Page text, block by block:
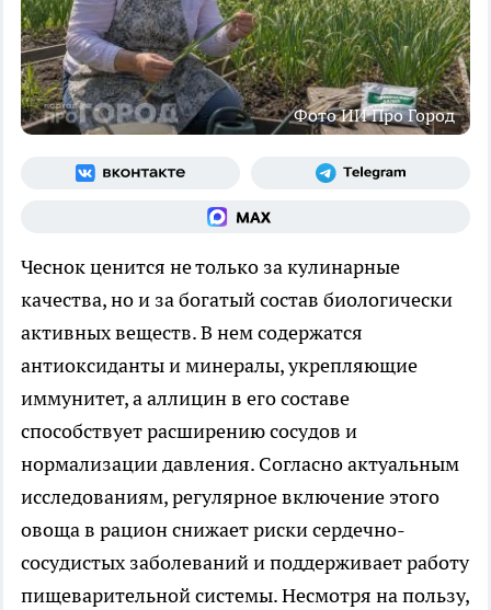
Фото ИИ Про Город
Чеснок ценится не только за кулинарные
качества, но и за богатый состав биологически
активных веществ. В нем содержатся
антиоксиданты и минералы, укрепляющие
иммунитет, а аллицин в его составе
способствует расширению сосудов и
нормализации давления. Согласно актуальным
исследованиям, регулярное включение этого
овоща в рацион снижает риски сердечно-
сосудистых заболеваний и поддерживает работу
пищеварительной системы. Несмотря на пользу,